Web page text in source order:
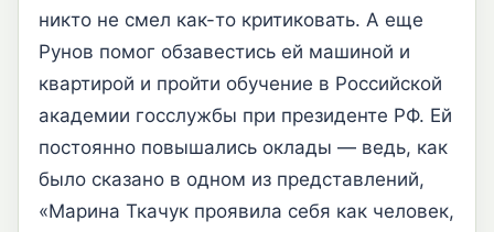
никто не смел как-то критиковать. А еще
Рунов помог обзавестись ей машиной и
квартирой и пройти обучение в Российской
академии госслужбы при президенте РФ. Ей
постоянно повышались оклады — ведь, как
было сказано в одном из представлений,
«Марина Ткачук проявила себя как человек,